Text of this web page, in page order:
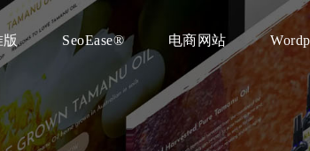
版 SeoEase® 电商网站